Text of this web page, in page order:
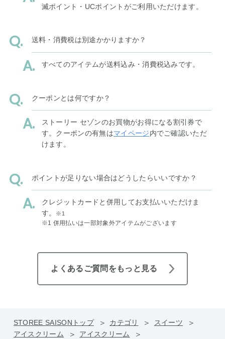
滅ポイント・UCポイントがご利用いただけます。
送料・消費税は別途かかりますか？
すべてのアイテムが送料込み・消費税込みです。
クーポンとは何ですか？
ストーリー セゾンのお買物がお得になる割引券で
す。クーポンの有無はマイページ内でご確認いただ
けます。
ポイントが足りない場合はどうしたらいいですか？
クレジットカードと併用してお支払いいただけま
す。
※1
※1 併用払いは一部対象外アイテムがございます
よくあるご質問をもっと見る
STOREE SAISONトップ カテゴリ
スイーツ
アイスクリーム
アイスクリーム